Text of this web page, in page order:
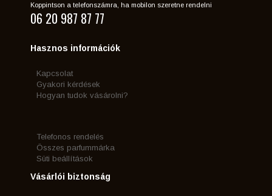
Koppintson a telefonszámra, ha mobilon szeretne rendelni
06 20 987 87 77
Hasznos információk
Kapcsolat
Gyakori kérdések
Hogyan tudok vásárolni?
Telefonos rendelés
Összes parfummárka
Süti beállítások
Vásárlói biztonság